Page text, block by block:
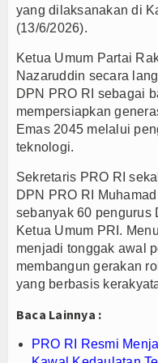
yang dilaksanakan di
(13/6/2026).
Ketua Umum Partai
Nazaruddin secara
DPN PRO RI sebagai
mempersiapkan
Emas 2045 melalui
teknologi.
Sekretaris PRO RI
DPN PRO RI
sebanyak 60 pengurus
Ketua Umum PRI.
menjadi tonggak awal
membangun gerakan
yang berbasis
Baca Lainnya :
PRO RI Resmi